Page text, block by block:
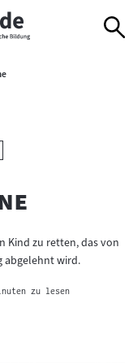
Aktuelle Seite
Kind zu retten, das von
abgelehnt wird.
zu lesen